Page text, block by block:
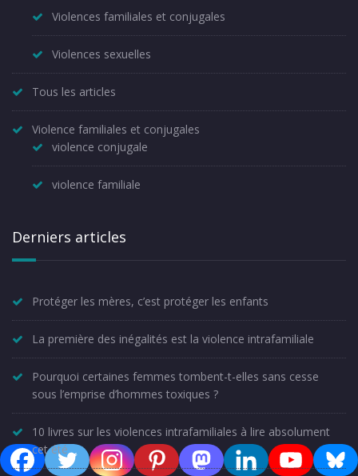
Violences familiales et conjugales
Violences sexuelles
Tous les articles
Violence familiales et conjugales
violence conjugale
violence familiale
Derniers articles
Protéger les mères, c’est protéger les enfants
La première des inégalités est la violence intrafamiliale
Pourquoi certaines femmes tombent-t-elles sans cesse
sous l’emprise d’hommes toxiques ?
10 livres sur les violences intrafamiliales à lire absolument
cet été